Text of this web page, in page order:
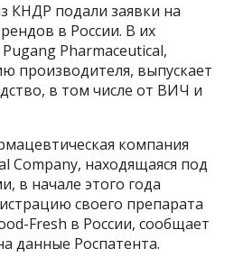
КНДР подали заявки на
в России. В их
Pharmaceutical,
производителя, выпускает
в том числе от ВИЧ и
компания
Company, находящаяся под
в начале этого года
своего препарата
Fresh в России, сообщает
данные Роспатента.